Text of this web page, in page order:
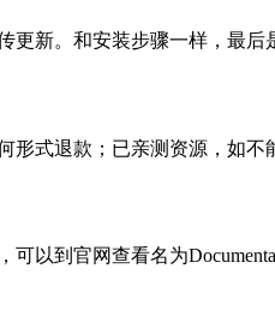
新。和安装步骤一样，最后
式退款；已亲测资源，如
以到官网查看名为